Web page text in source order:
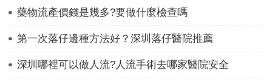
藥物流產價錢是幾多?要做什麼檢查嗎
第一次落仔邊種方法好？深圳落仔醫院推薦
深圳哪裡可以做人流?人流手術去哪家醫院安全